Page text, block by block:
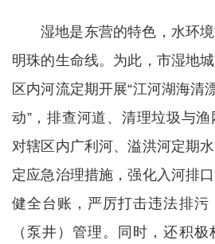
湿地是东营的特色，水环
明珠的生命线。为此，市湿地
区内河流定期开展“江河湖海清
动”，排查河道、清理垃圾与渔
对辖区内广利河、溢洪河定期
定应急治理措施，强化入河排
健全台账，严厉打击违法排污
（泵井）管理。同时，还积